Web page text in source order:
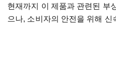
현재까지 이 제품과 관련된 부
으나, 소비자의 안전을 위해 신